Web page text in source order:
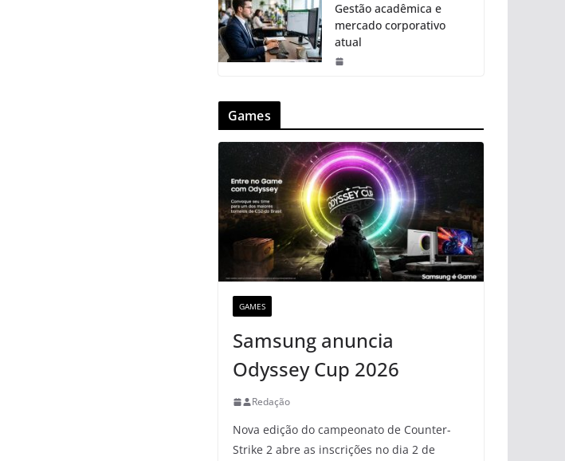
Gestão acadêmica e
mercado corporativo
atual
Games
GAMES
Samsung anuncia
Odyssey Cup 2026
Redação
Nova edição do campeonato de Counter-
Strike 2 abre as inscrições no dia 2 de